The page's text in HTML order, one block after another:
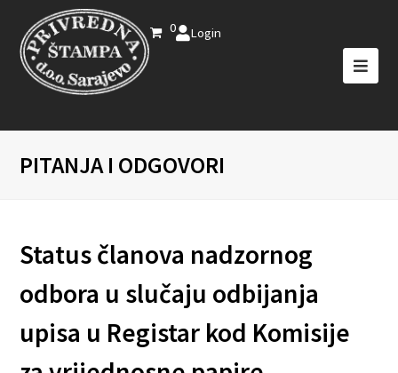
0 Login
PITANJA I ODGOVORI
Status članova nadzornog
odbora u slučaju odbijanja
upisa u Registar kod Komisije